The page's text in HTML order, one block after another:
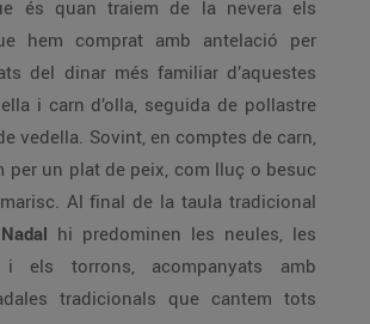
és quan traiem de la nevera els
hem comprat amb antelació per
del dinar més familiar d’aquestes
i carn d’olla, seguida de pollastre
vedella. Sovint, en comptes de carn,
per un plat de peix, com lluç o besuc
Al final de la taula tradicional
hi predominen les neules, les
i els torrons, acompanyats amb
tradicionals que cantem tots